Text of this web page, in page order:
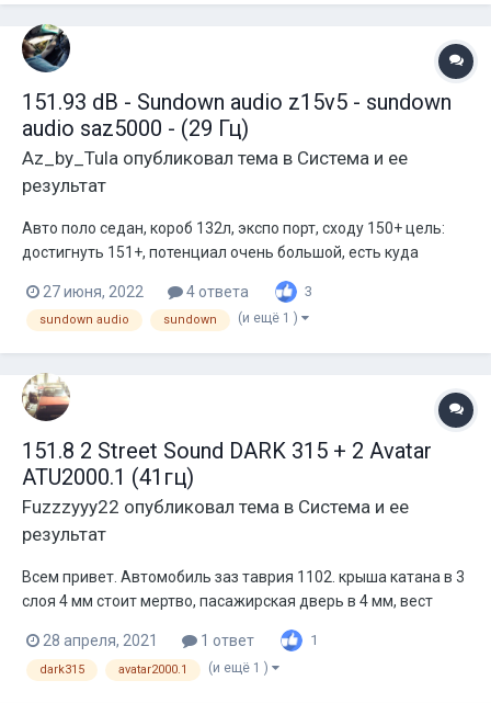
151.93 dB - Sundown audio z15v5 - sundown
audio saz5000 - (29 Гц)
Az_by_Tula опубликовал тема в Система и ее
результат
Авто поло седан, короб 132л, экспо порт, сходу 150+ цель:
достигнуть 151+, потенциал очень большой, есть куда
поставлена катушка 1+1 питерская, двойной пакет шайб, саб
стал пожесче, немного завибрил задние двери, поставил
27 июня, 2022 4 ответа 3
sundown audio sundown (и ещё 1 )
151.8 2 Street Sound DARK 315 + 2 Avatar
ATU2000.1 (41гц)
Fuzzzyyy22 опубликовал тема в Система и ее
результат
Всем привет. Автомобиль заз таврия 1102. крыша катана в 3
слоя 4 мм стоит мертво, пасажирская дверь в 4 мм, вест
остальной салон катаный в 3 мм 2 * 15" StreetSound Dark315
2* Avatar ATU2000.1 (мост в 0.5) каждый усилитель в 0.25
соответственно Короб по внутрянке без сабов и портов 270л
28 апреля, 2021 1 ответ 1
dark315 avatar2000.1 (и ещё 1 )